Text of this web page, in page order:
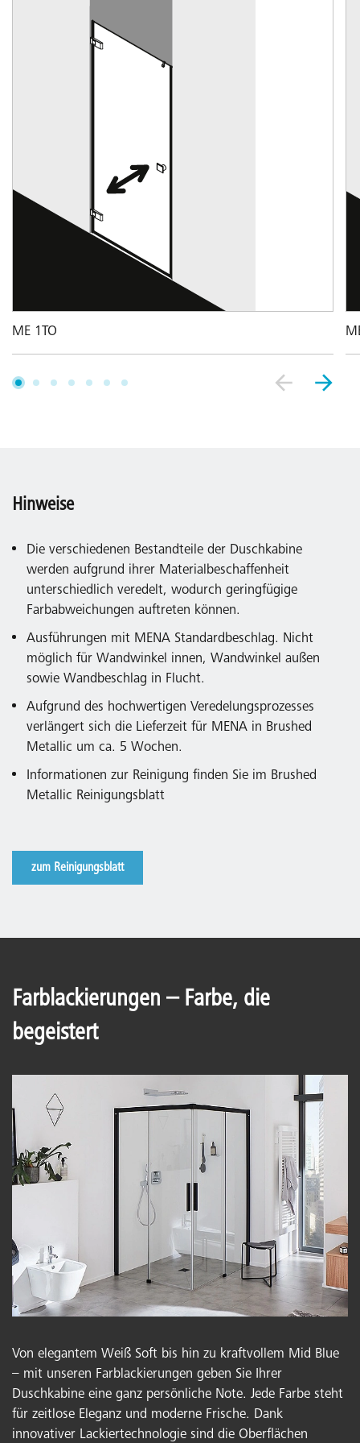
ME 1TO
Hinweise
Die verschiedenen Bestandteile der Duschkabine
werden aufgrund ihrer Materialbeschaffenheit
unterschiedlich veredelt, wodurch geringfügige
Farbabweichungen auftreten können.
Ausführungen mit MENA Standardbeschlag. Nicht
möglich für Wandwinkel innen, Wandwinkel außen
sowie Wandbeschlag in Flucht.
Aufgrund des hochwertigen Veredelungsprozesses
verlängert sich die Lieferzeit für MENA in Brushed
Metallic um ca. 5 Wochen.
Informationen zur Reinigung finden Sie im Brushed
Metallic Reinigungsblatt
zum Reinigungsblatt
Farblackierungen – Farbe, die
begeistert
Von elegantem Weiß Soft bis hin zu kraftvollem Mid Blue
– mit unseren Farblackierungen geben Sie Ihrer
Duschkabine eine ganz persönliche Note. Jede Farbe steht
für zeitlose Eleganz und moderne Frische. Dank
innovativer Lackiertechnologie sind die Oberflächen